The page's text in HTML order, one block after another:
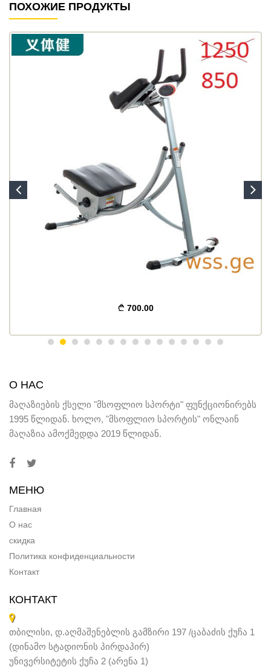
ПОХОЖИЕ ПРОДУКТЫ
700.00
О НАС
მაღაზიების ქსელი "მსოფლიო სპორტი" ფუნქციონირებს
1995 წლიდან. ხოლო, "მსოფლიო სპორტის" ონლაინ
მაღაზია ამოქმედდა 2019 წლიდან.
МЕНЮ
Главная
О нас
скидка
Политика конфиденциальности
Контакт
КОНТАКТ
თბილისი, დ.აღმაშენებლის გამზირი 197 /ცაბაძის ქუჩა 1
(დინამო სტადიონის პირდაპირ)
უნივერსიტეტის ქუჩა 2 (არენა 1)